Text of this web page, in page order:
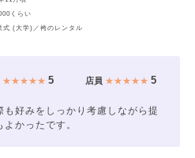
くらい
式 (大学)／袴のレンタル
★★★★★ 5 店員 ★★★★★5
好みをしっかり考慮しながら提
かったです。